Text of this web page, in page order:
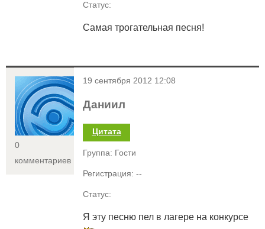
Статус:
Самая трогательная песня!
<
0
комментариев
19 сентября 2012 12:08
Даниил
Цитата
Группа: Гости
Регистрация: --
Статус:
Я эту песню пел в лагере на конкурсе